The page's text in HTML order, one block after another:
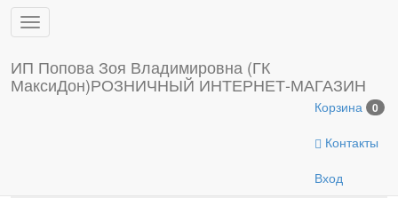
Toggle
sidebar
ИП Попова Зоя Владимировна (ГК
МаксиДон)РОЗНИЧНЫЙ ИНТЕРНЕТ-МАГАЗИН
Корзина 0
Контакты
Вход
Введите символ
Главная
Новинки